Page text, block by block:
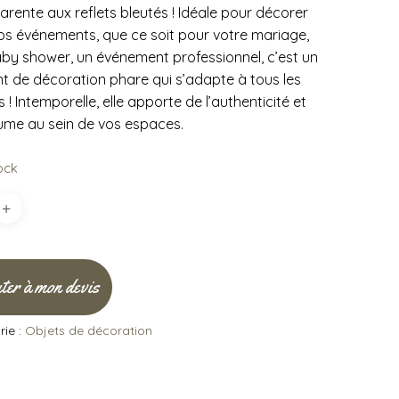
aux reflets bleutés ! Idéale pour décorer
événements, que ce soit pour votre mariage,
shower, un événement professionnel, c’est un
de décoration phare qui s’adapte à tous les
! Intemporelle, elle apporte de l’authenticité et
au sein de vos espaces.
à mon devis
: Objets de décoration